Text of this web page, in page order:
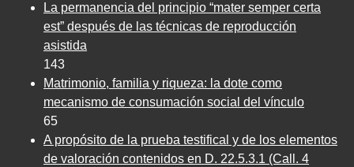
La permanencia del principio “mater semper certa
est” después de las técnicas de reproducción
asistida
143
Matrimonio, familia y riqueza: la dote como
mecanismo de consumación social del vínculo
65
A propósito de la prueba testifical y de los elementos
de valoración contenidos en D. 22.5.3.1 (Call. 4